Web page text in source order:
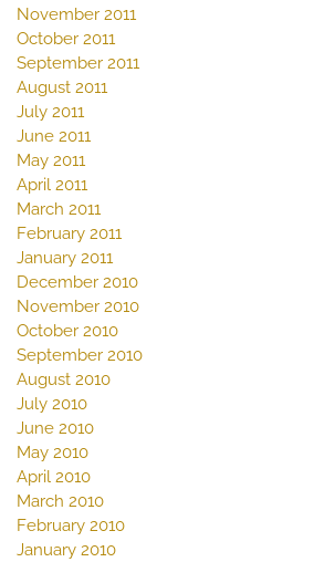
November 2011
October 2011
September 2011
August 2011
July 2011
June 2011
May 2011
April 2011
March 2011
February 2011
January 2011
December 2010
November 2010
October 2010
September 2010
August 2010
July 2010
June 2010
May 2010
April 2010
March 2010
February 2010
January 2010